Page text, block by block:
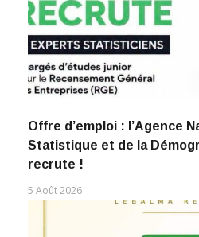
Offre d’emploi : l’Agence
Statistique et de la
recrute !
5 Août 2026